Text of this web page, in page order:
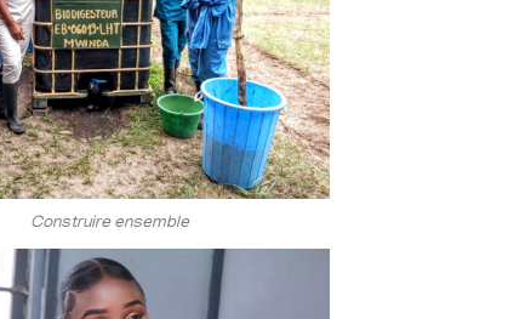
Construire ensemble